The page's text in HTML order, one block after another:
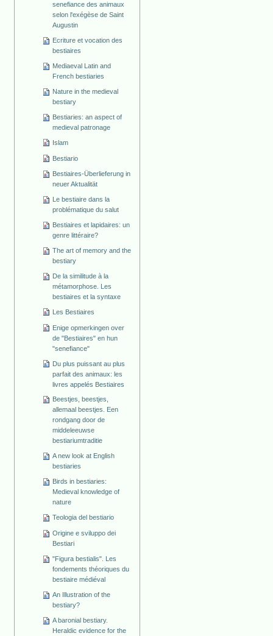
senefiance des animaux
selon l'exégèse de Saint
Augustin
Ecriture et vocation des
bestiaires
Mediaeval Latin and
French bestiaries
Nature in the medieval
bestiary
Bestiaries: an aspect of
medieval patronage
Islam
Bestiario
Bestiaires-Überlieferung in
neuer Aktualität
Le bestiaire dans la
problématique du salut
Bestiaires et lapidaires: un
genre littéraire?
The art of memory and the
bestiary
De la similitude à la
métamorphose. Les
bestiaires et la syntaxe
Les Bestiaires
Enige opmerkingen over
de "Bestiaires" en hun
"senefiance"
Du plus puissant au plus
parfait des animaux: les
livres appelés Bestiaires
Beestjes, beestjes,
allemaal beestjes. Een
rondgang door de
middeleeuwse
bestiariumtraditie
A new look at English
bestiaries
Birds in bestiaries:
Medieval knowledge of
nature
Teologia del bestiario
Origine e sviluppo dei
Bestiari
"Figura bestialis". Les
fondements théoriques du
bestiaire médiéval
An Illustration of the
bestiary?
A baronial bestiary.
Heraldic evidence for the